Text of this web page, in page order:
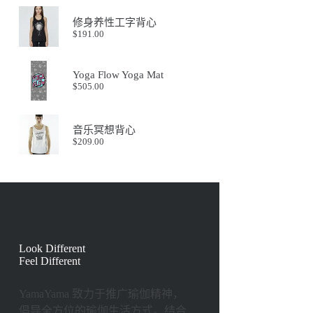
修身养性工字背心
$191.00
Yoga Flow Yoga Mat
$505.00
音乐冥想背心
$209.00
Look Different
Feel Different